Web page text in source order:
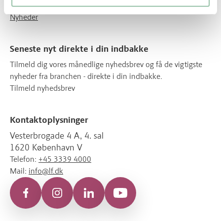
Kontakt
Nyheder
Seneste nyt direkte i din indbakke
Tilmeld dig vores månedlige nyhedsbrev og få de vigtigste
nyheder fra branchen - direkte i din indbakke.
Tilmeld nyhedsbrev
Kontaktoplysninger
Vesterbrogade 4 A, 4. sal
1620 København V
Telefon: +45 3339 4000
Mail: info@lf.dk
FacebookInstagramLinkedIn YouTube